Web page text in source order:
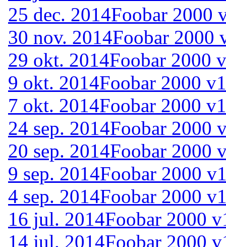
25 dec. 2014Foobar 2000
30 nov. 2014Foobar 2000
29 okt. 2014Foobar 2000
9 okt. 2014Foobar 2000
7 okt. 2014Foobar 2000
24 sep. 2014Foobar 2000
20 sep. 2014Foobar 2000
9 sep. 2014Foobar 2000
4 sep. 2014Foobar 2000
16 jul. 2014Foobar 2000
14 jul. 2014Foobar 2000